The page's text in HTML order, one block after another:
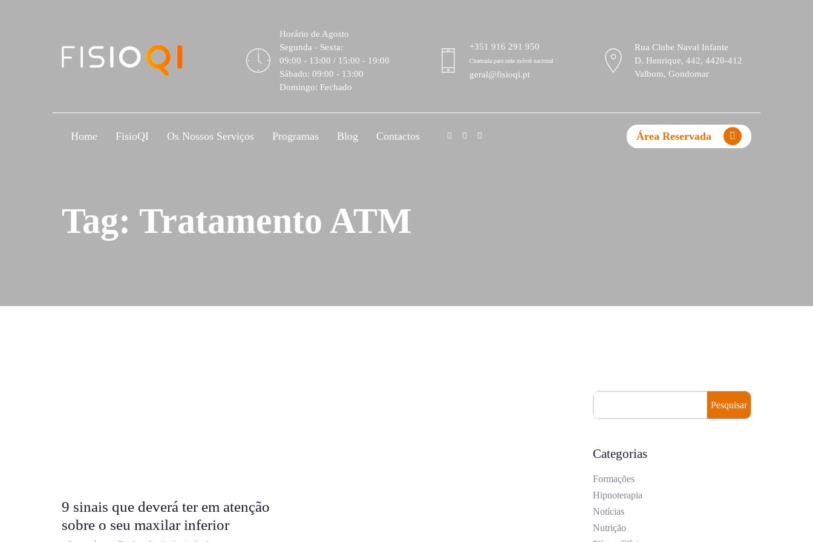
Horário de Agosto
Segunda - Sexta:
09:00 - 13:00 / 15:00 - 19:00
Sábado: 09:00 - 13:00
Domingo: Fechado
+351 916 291 950
Chamada para rede móvel nacional
geral@fisioqi.pt
Rua Clube Naval Infante
D. Henrique, 442, 4420-412
Valbom, Gondomar
Home FisioQI Os Nossos Serviços Programas Blog Contactos Área Reservada
Tag: Tratamento ATM
9 sinais que deverá ter em atenção
sobre o seu maxilar inferior
Pesquisar
Categorias
Formações
Hipnoterapia
Notícias
Nutrição